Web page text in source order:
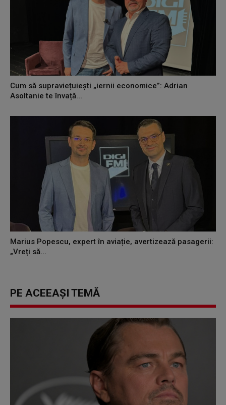
Cum să supraviețuiești „iernii economice”: Adrian
Asoltanie te învață...
Marius Popescu, expert în aviație, avertizează pasagerii:
„Vreți să...
PE ACEEAȘI TEMĂ